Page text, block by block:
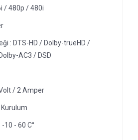
/ 480p / 480i
: DTS-HD / Dolby-trueHD /
AC3 / DSD
/ 2 Amper
Kurulum
-10 - 60 C°